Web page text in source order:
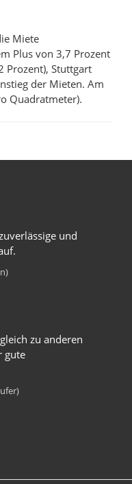
Miete
Plus von 3,7 Prozent
Prozent), Stuttgart
der Mieten. Am
Quadratmeter).
und
zu anderen
gute